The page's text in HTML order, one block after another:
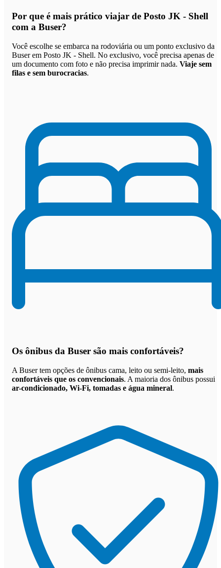
Por que é mais prático viajar de Posto JK - Shell
com a Buser?
Você escolhe se embarca na rodoviária ou um ponto exclusivo da
Buser em Posto JK - Shell. No exclusivo, você precisa apenas de
um documento com foto e não precisa imprimir nada. Viaje sem
filas e sem burocracias.
Os ônibus da Buser são mais confortáveis?
A Buser tem opções de ônibus cama, leito ou semi-leito, mais
confortáveis que os convencionais. A maioria dos ônibus possui
ar-condicionado, Wi-Fi, tomadas e água mineral.